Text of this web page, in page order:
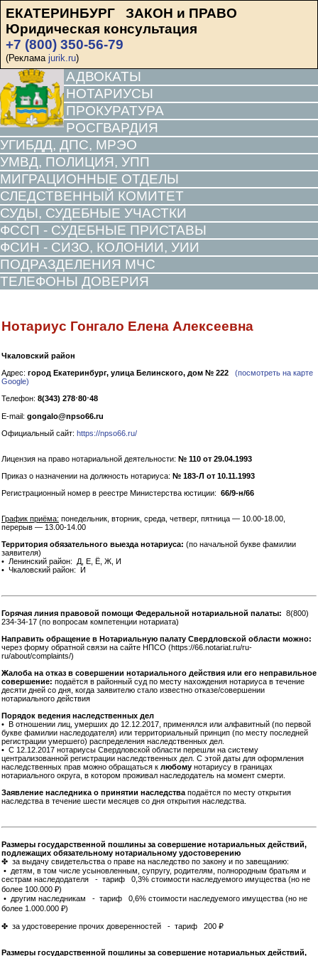
ЕКАТЕРИНБУРГ ЗАКОН и ПРАВО
Юридическая консультация
+7 (800) 350-56-79
(Реклама jurik.ru)
АДВОКАТЫ
НОТАРИУСЫ
ПРОКУРАТУРА
РОСГВАРДИЯ
УГИБДД, ДПС, МРЭО
УМВД, ПОЛИЦИЯ, УПП
МИГРАЦИОННЫЕ ОТДЕЛЫ
СЛЕДСТВЕННЫЙ КОМИТЕТ
СУДЫ, СУДЕБНЫЕ УЧАСТКИ
ФССП - СУДЕБНЫЕ ПРИСТАВЫ
ФСИН - СИЗО, КОЛОНИИ, УИИ
ПОДРАЗДЕЛЕНИЯ МЧС
ТЕЛЕФОНЫ ДОВЕРИЯ
Нотариус Гонгало Елена Алексеевна
Чкаловский район
Адрес: город Екатеринбург, улица Белинского, дом № 222
(посмотреть на карте
Google)
Телефон: 8(343) 278⋅80⋅48
E-mail: gongalo@npso66.ru
Официальный сайт: https://npso66.ru/
Лицензия на право нотариальной деятельности: № 110 от 29.04.1993
Приказ о назначении на должность нотариуса: № 183-Л от 10.11.1993
Регистрационный номер в реестре Министерства юстиции: 66/9-н/66
График приёма: понедельник, вторник, среда, четверг, пятница — 10.00-18.00,
перерыв — 13.00-14.00
Территория обязательного выезда нотариуса: (по начальной букве фамилии
заявителя)
• Ленинский район: Д, Е, Ё, Ж, И
• Чкаловский район: И
Горячая линия правовой помощи Федеральной нотариальной палаты: 8(800)
234-34-17 (по вопросам компетенции нотариата)
Направить обращение в Нотариальную палату Свердловской области можно:
через форму обратной связи на сайте НПСО (https://66.notariat.ru/ru-
ru/about/complaints/)
Жалоба на отказ в совершении нотариального действия или его неправильное
совершение: подаётся в районный суд по месту нахождения нотариуса в течение
десяти дней со дня, когда заявителю стало известно отказе/совершении
нотариального действия
Порядок ведения наследственных дел
• В отношении лиц, умерших до 12.12.2017, применялся или алфавитный (по первой
букве фамилии наследодателя) или территориальный принцип (по месту последней
регистрации умершего) распределения наследственных дел.
• С 12.12.2017 нотариусы Свердловской области перешли на систему
централизованной регистрации наследственных дел. С этой даты для оформления
наследственных прав можно обращаться к любому нотариусу в границах
нотариального округа, в котором проживал наследодатель на момент смерти.
Заявление наследника о принятии наследстваподаётся по месту открытия
наследства в течение шести месяцев со дня открытия наследства.
Размеры государственной пошлины за совершение нотариальных действий,
подлежащих обязательному нотариальному удостоверению
✤ за выдачу свидетельства о праве на наследство по закону и по завещанию:
• детям, в том числе усыновленным, супругу, родителям, полнородным братьям и
сестрам наследодателя - тариф 0,3% стоимости наследуемого имущества (но не
более 100.000 ₽)
• другим наследникам - тариф 0,6% стоимости наследуемого имущества (но не
более 1.000.000 ₽)
✤ за удостоверение прочих доверенностей - тариф 200 ₽
Размеры государственной пошлины за совершение нотариальных действий,